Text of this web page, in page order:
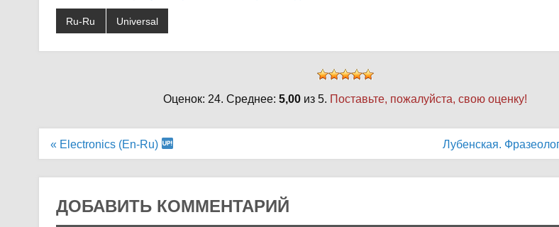
Ru-Ru Universal
Оценок: 24. Среднее:5,00 из 5. Поставьте, пожалуйста, свою оценку!
Навигация
« Electronics (En-Ru) Лубенская.
ДОБАВИТЬ КОММЕНТАРИЙ